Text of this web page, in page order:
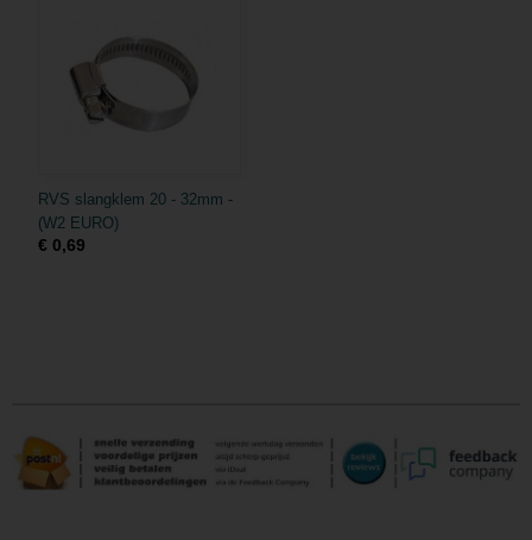
RVS slangklem 20 - 32mm -
(W2 EURO)
€ 0,69